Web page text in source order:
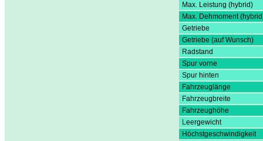
Max. Leistung (hybrid)
Max. Dehmoment
Getriebe
Getriebe (auf Wunsch)
Radstand
Spur vorne
Spur hinten
Fahrzeuglänge
Fahrzeugbreite
Fahrzeughöhe
Leergewicht
Höchstgeschwindigkeit